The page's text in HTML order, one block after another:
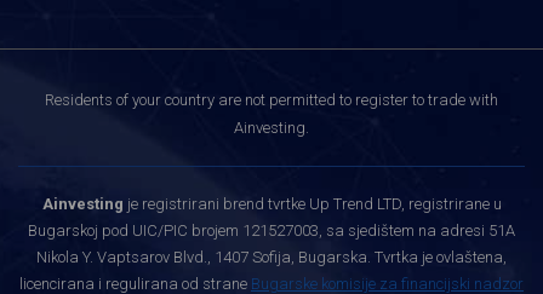
Residents of your country are not permitted to register to trade with
Ainvesting.
Ainvesting je registrirani brend tvrtke Up Trend LTD, registrirane u
Bugarskoj pod UIC/PIC brojem 121527003, sa sjedištem na adresi 51A
Nikola Y. Vaptsarov Blvd., 1407 Sofija, Bugarska. Tvrtka je ovlaštena,
licencirana i regulirana od strane Bugarske komisije za financijski nadzor